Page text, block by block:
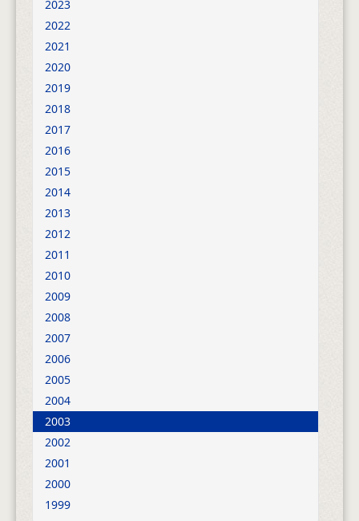
2023
2022
2021
2020
2019
2018
2017
2016
2015
2014
2013
2012
2011
2010
2009
2008
2007
2006
2005
2004
2003
2002
2001
2000
1999